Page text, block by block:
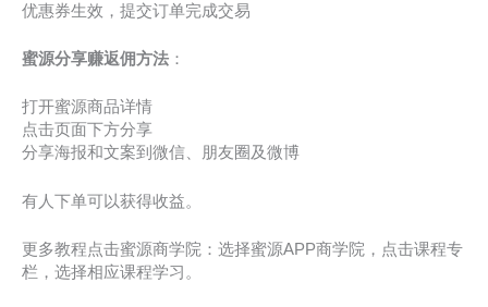
优惠券生效，提交订单完成交易
蜜源分享赚返佣方法 ：
打开蜜源商品详情
点击页面下方分享
分享海报和文案到微信、朋友圈及微博
有人下单可以获得收益。
更多教程点击蜜源商学院：选择蜜源APP商学院，点击课程专
栏，选择相应课程学习。